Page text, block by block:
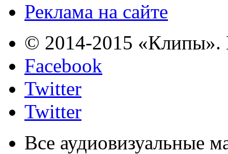
Реклама на сайте
© 2014-2015 «Клипы».
Facebook
Twitter
Twitter
Все аудиовизуальные